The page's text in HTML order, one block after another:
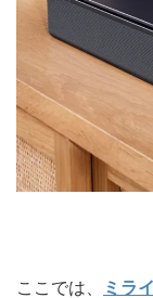
ここでは、 ミラ